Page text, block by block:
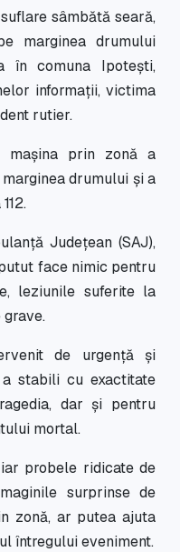
sâmbătă seară,
marginea drumului
în comuna Ipotești,
informații, victima
rutier.
prin zonă a
drumului și a
Județean (SAJ),
face nimic pentru
leziunile suferite la
de urgență și
stabili cu exactitate
dar și pentru
mortal.
probele ridicate de
surprinse de
zonă, ar putea ajuta
întregului eveniment.